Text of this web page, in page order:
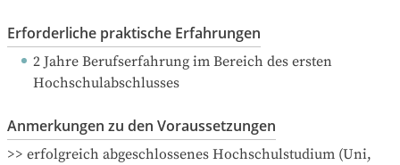
Erforderliche praktische Erfahrungen
2 Jahre Berufserfahrung im Bereich des ersten
Hochschulabschlusses
Anmerkungen zu den Voraussetzungen
>> erfolgreich abgeschlossenes Hochschulstudium (Uni,